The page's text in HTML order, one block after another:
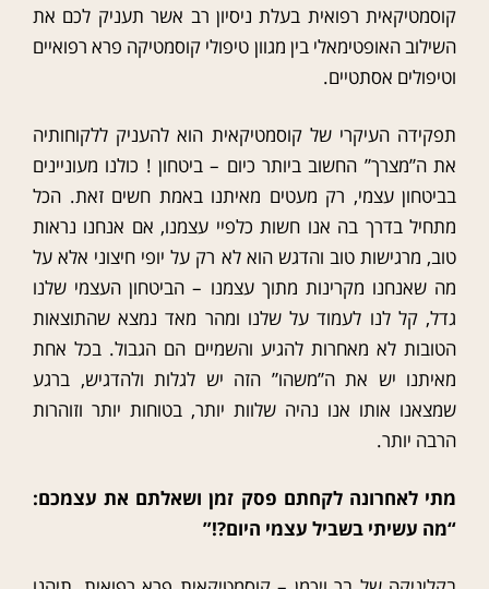
קוסמטיקאית רפואית בעלת ניסיון רב אשר תעניק לכם את
השילוב האופטימאלי בין מגוון טיפולי קוסמטיקה פרא רפואיים
וטיפולים אסתטיים.
תפקידה העיקרי של קוסמטיקאית הוא להעניק ללקוחותיה
את ה”מצרך” החשוב ביותר כיום – ביטחון ! כולנו מעוניינים
בביטחון עצמי, רק מעטים מאיתנו באמת חשים זאת. הכל
מתחיל בדרך בה אנו חשות כלפיי עצמנו, אם אנחנו נראות
טוב, מרגישות טוב והדגש הוא לא רק על יופי חיצוני אלא על
מה שאנחנו מקרינות מתוך עצמנו – הביטחון העצמי שלנו
גדל, קל לנו לעמוד על שלנו ומהר מאד נמצא שהתוצאות
הטובות לא מאחרות להגיע והשמיים הם הגבול. בכל אחת
מאיתנו יש את ה”משהו” הזה יש לגלות ולהדגיש, ברגע
שמצאנו אותו אנו נהיה שלוות יותר, בטוחות יותר וזוהרות
הרבה יותר.
מתי לאחרונה לקחתם פסק זמן ושאלתם את עצמכם:
“מה עשיתי בשביל עצמי היום?!”